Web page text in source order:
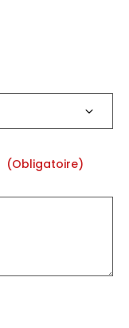
(obligatoire)